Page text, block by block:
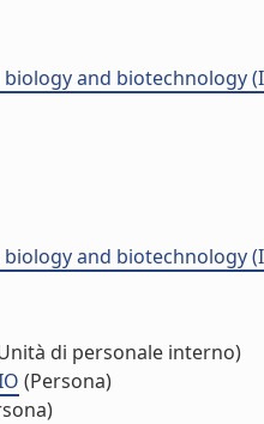
and biotechnology
and biotechnology
di personale interno)
(Persona)